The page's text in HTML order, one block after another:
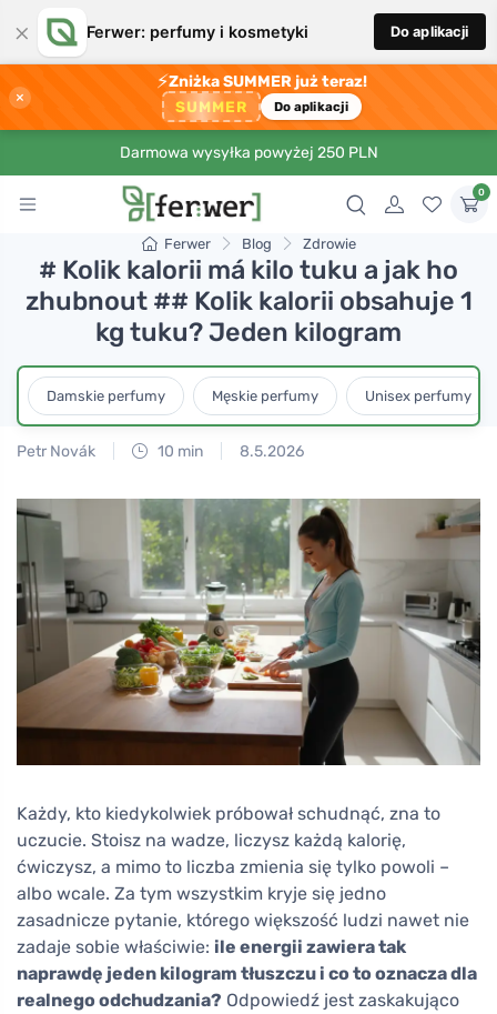
× Ferwer: perfumy i kosmetyki Do aplikacji
×
⚡Zniżka SUMMER już teraz!
SUMMER Do aplikacji
Darmowa wysyłka powyżej 250 PLN
0
Ferwer Blog Zdrowie
# Kolik kalorii má kilo tuku a jak ho
zhubnout ## Kolik kalorii obsahuje 1
kg tuku? Jeden kilogram
Damskie perfumy Męskie perfumy Unisex perfumy
Petr Novák 10 min 8.5.2026
Każdy, kto kiedykolwiek próbował schudnąć, zna to
uczucie. Stoisz na wadze, liczysz każdą kalorię,
ćwiczysz, a mimo to liczba zmienia się tylko powoli –
albo wcale. Za tym wszystkim kryje się jedno
zasadnicze pytanie, którego większość ludzi nawet nie
zadaje sobie właściwie: ile energii zawiera tak
naprawdę jeden kilogram tłuszczu i co to oznacza dla
realnego odchudzania? Odpowiedź jest zaskakująco